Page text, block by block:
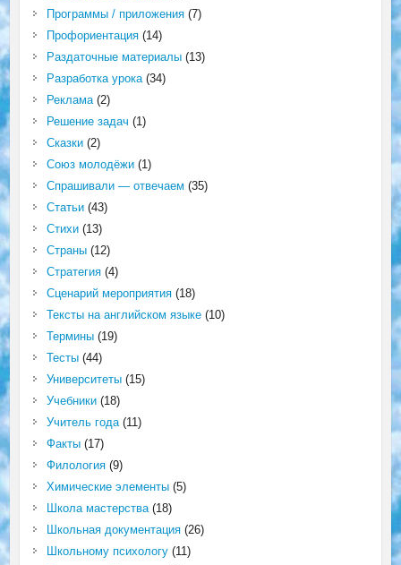
Программы / приложения(7)
Профориентация(14)
Раздаточные материалы(13)
Разработка урока(34)
Реклама(2)
Решение задач (1)
Сказки(2)
Союз молодёжи(1)
Спрашивали — отвечаем (35)
Статьи(43)
Стихи(13)
Страны(12)
Стратегия(4)
Сценарий мероприятия(18)
Тексты на английском языке(10)
Термины(19)
Тесты(44)
Университеты(15)
Учебники(18)
Учитель года(11)
Факты(17)
Филология(9)
Химические элементы(5)
Школа мастерства(18)
Школьная документация(26)
Школьному психологу(11)